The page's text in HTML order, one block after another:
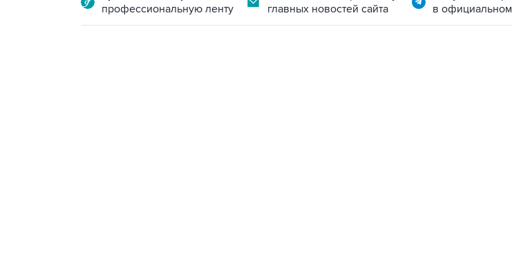
профессиональную ленту
главных новостей сайта
в